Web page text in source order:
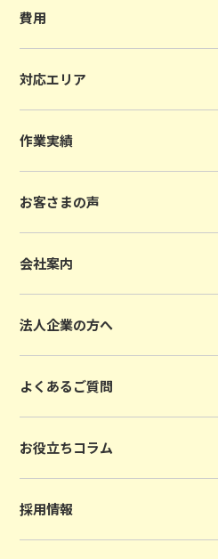
費用
対応エリア
作業実績
お客さまの声
会社案内
法人企業の方へ
よくあるご質問
お役立ちコラム
採用情報